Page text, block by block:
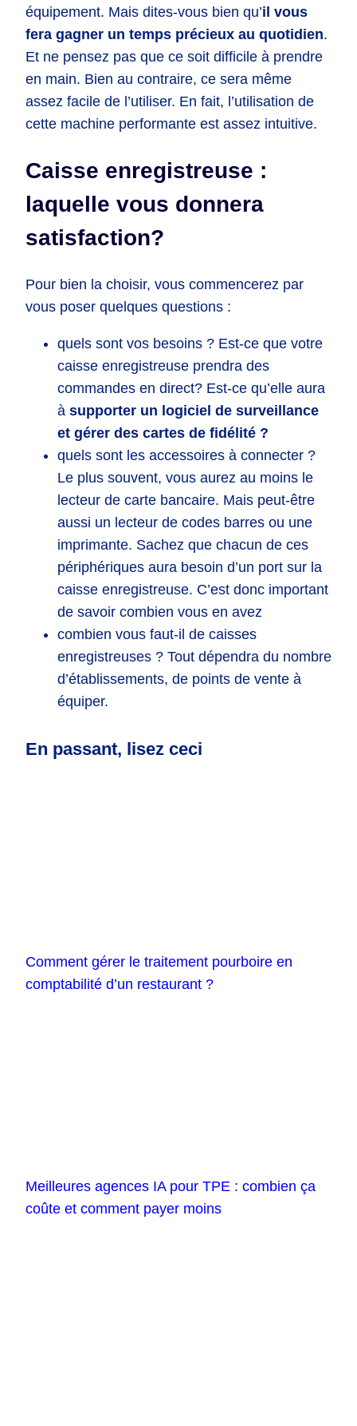
équipement. Mais dites-vous bien qu’il vous
fera gagner un temps précieux au quotidien.
Et ne pensez pas que ce soit difficile à prendre
en main. Bien au contraire, ce sera même
assez facile de l’utiliser. En fait, l’utilisation de
cette machine performante est assez intuitive.
Caisse enregistreuse :
laquelle vous donnera
satisfaction?
Pour bien la choisir, vous commencerez par
vous poser quelques questions :
quels sont vos besoins ? Est-ce que votre
caisse enregistreuse prendra des
commandes en direct? Est-ce qu’elle aura
à supporter un logiciel de surveillance
et gérer des cartes de fidélité ?
quels sont les accessoires à connecter ?
Le plus souvent, vous aurez au moins le
lecteur de carte bancaire. Mais peut-être
aussi un lecteur de codes barres ou une
imprimante. Sachez que chacun de ces
périphériques aura besoin d’un port sur la
caisse enregistreuse. C’est donc important
de savoir combien vous en avez
combien vous faut-il de caisses
enregistreuses ? Tout dépendra du nombre
d’établissements, de points de vente à
équiper.
En passant, lisez ceci
Comment gérer le traitement pourboire en
comptabilité d’un restaurant ?
Meilleures agences IA pour TPE : combien ça
coûte et comment payer moins